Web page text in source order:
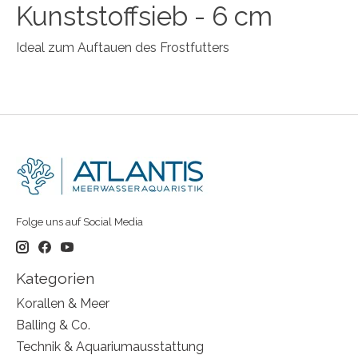
Kunststoffsieb - 6 cm
Ideal zum Auftauen des Frostfutters
Folge uns auf Social Media
Kategorien
Korallen & Meer
Balling & Co.
Technik & Aquariumausstattung